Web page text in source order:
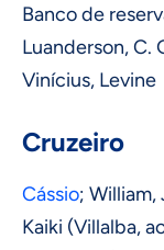
Banco de
Luanderson, C.
Vinícius, Levine
Cruzeiro
Cássio; William,
Kaiki (Villalba,